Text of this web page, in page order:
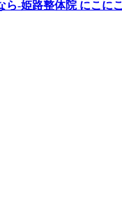
-姫路整体院 にこにこ